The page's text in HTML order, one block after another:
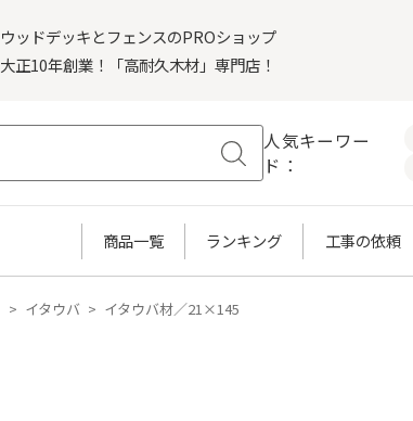
ウッドデッキとフェンスのPROショップ
大正10年創業！「高耐久木材」専門店！
人気キーワー
ド：
商品一覧 ランキング 工事の依頼
イタウバ イタウバ材／21×145